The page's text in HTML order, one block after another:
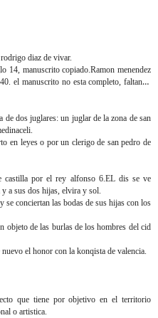
diaz de vivar.
14, manuscrito copiado.Ramon menendez
el manuscrito no esta completo, faltan la
de dos juglares: un juglar de la zona de san
en leyes o por un clerigo de san pedro de
castilla por el rey alfonso 6.EL dis se ve
a sus dos hijas, elvira y sol.
se conciertan las bodas de sus hijas con los
objeto de las burlas de los hombres del cid
el honor con la konqista de valencia.
que tiene por objetivo en el territorio
o artistica.